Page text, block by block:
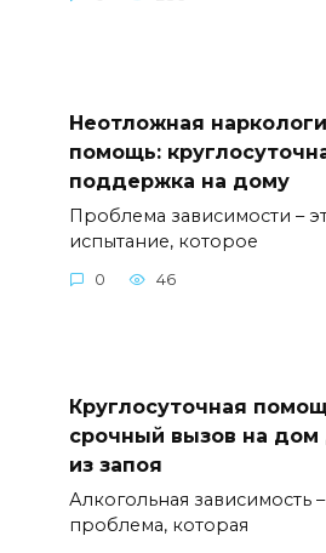
Неотложная
помощь:
поддержка на дому
Проблема зависимости –
испытание, которое
0 46
Круглосуточная
срочный вызов на
из запоя
Алкогольная зависимость
проблема, которая